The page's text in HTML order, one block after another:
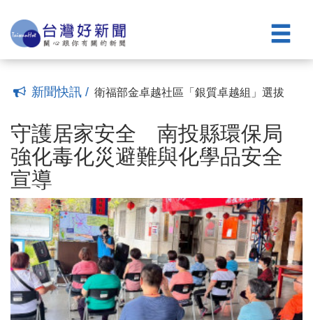
新聞快訊 /
成立 校長武東星親赴見證深化國際扎根
(21:39)
新民村河道改道致稻田無水 游顥、蔡宗
智緊急協調搶水救秧苗
南投縣府規劃重建綜合大樓 打造完整行
政區(19:06)
拒用化學除草劑 南投環保局推動雜草友
即享奧萬大10元優惠入園(07:20)
衛福部金卓越社區「銀質卓越組」選拔
避難與化學品安全宣導(12:41)
民進黨張媛婷投入草屯鎮長選戰 五大方
向發展藍圖 (12:13)
南投高商跨科培育再創高峰 勇奪全國技
能競賽旅館接待金牌與佳作 (20:46)
迎戰廚餘去化新挑戰 南投縣推家用廚餘
成立 校長武東星親赴見證深化國際扎根
(21:39)
新民村河道改道致稻田無水 游顥、蔡宗
智緊急協調搶水救秧苗(21:19)
南投縣府規劃重建綜合大樓 打造完整行
政區
(19:06)
拒用化學除草劑 南投環保局推動雜草友
善管理示範區
(13:17)
一趟旅程、雙重享受！ 9月住宿合歡山
即享奧萬大10元優惠入園(07:20)
衛福部金卓越社區「銀質卓越組」選拔
投市營南社區實地評選(18:42)
守護居家安全 南投縣環保局
強化毒化災避難與化學品安全
宣導